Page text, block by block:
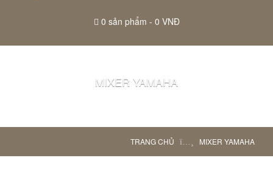
0 sản phẩm - 0 VNĐ
MIXER YAMAHA
TRANG CHỦ MIXER YAMAHA